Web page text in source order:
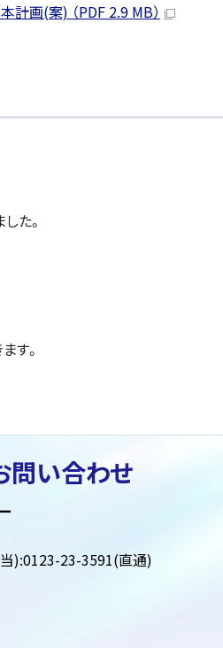
画(案) （PDF 2.9 MB）
た。
す。
問い合わせ
):0123-23-3591(直通)